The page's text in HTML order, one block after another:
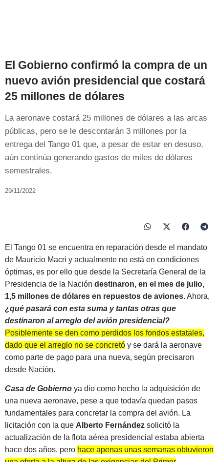
El Gobierno confirmó la compra de un
nuevo avión presidencial que costará
25 millones de dólares
La aeronave costará 25 millones de dólares a las arcas
públicas, pero se le descontarán 3 millones por la
entrega del Tango 01 que, a pesar de estar en desuso,
aún continúa generando gastos de miles de dólares
semestrales.
29/11/2022
El Tango 01 se encuentra en reparación desde el mandato
de Mauricio Macri y actualmente no está en condiciones
óptimas, es por ello que desde la Secretaría General de la
Presidencia de la Nación destinaron, en el mes de julio,
1,5 millones de dólares en repuestos de aviones.Ahora,
¿qué pasará con esta suma y tantas otras que
destinaron al arreglo del avión presidencial?
Posiblemente se den como perdidos los fondos estatales,
dado que el arreglo no se concretó y se dará la aeronave
como parte de pago para una nueva, según precisaron
desde Nación.
Casa de Gobierno ya dio como hecho la adquisición de
una nueva aeronave, pese a que todavía quedan pasos
fundamentales para concretar la compra del avión. La
licitación con la que Alberto Fernández solicitó la
actualización de la flota aérea presidencial estaba abierta
hace dos años, pero hace apenas unas semanas obtuvieron